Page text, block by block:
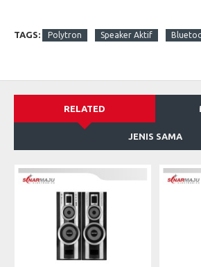
TAGS: Polytron Speaker Aktif
RELATED
JENIS SAMA